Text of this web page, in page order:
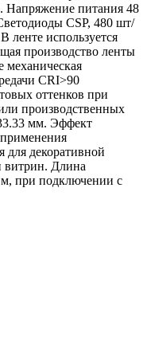
Напряжение питания 48
CSP, 480 шт/
ленте используется
производство ленты
механическая
CRI>90
оттенков при
производственных
мм. Эффект
для декоративной
витрин. Длина
при подключении с